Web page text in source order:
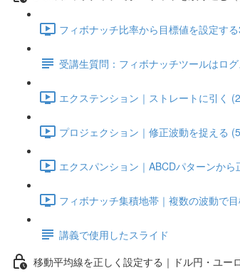
フィボナッチ比率から目標値を設定す
受講生質問：フィボナッチツールはロ
エクステンション｜ストレートに引く
プロジェクション｜修正波動を捉える
エクスパンション｜ABCDパターンか
フィボナッチ集積地帯｜複数の波動で
講義で使用したスライド
移動平均線を正しく設定する｜ドル円・ユー